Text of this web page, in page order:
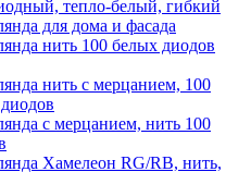
тепло-белый, гибкий
для дома и фасада
нить 100 белых диодов
нить с мерцанием, 100
с мерцанием, нить 100
Хамелеон RG/RB, нить,